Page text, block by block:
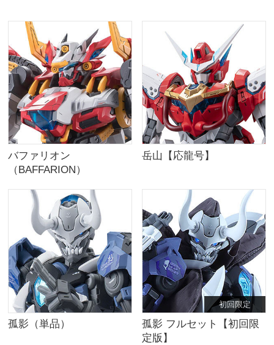
バファリオン
（BAFFARION）
岳山【応龍号】
孤影（単品）
初回限定
孤影 フルセット【初回限
定版】